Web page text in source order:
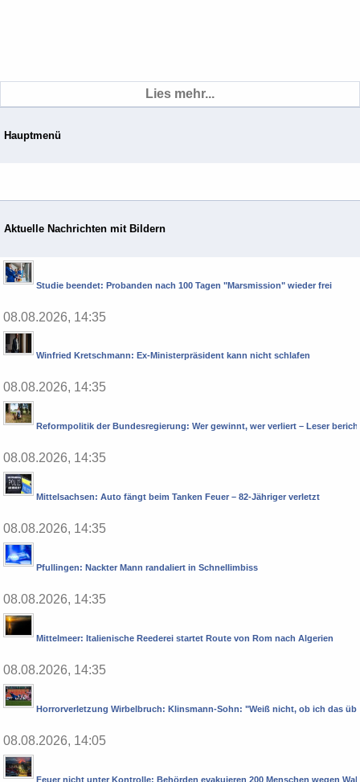
Lies mehr...
Hauptmenü
Aktuelle Nachrichten mit Bildern
Studie beendet: Probanden nach 100 Tagen "Marsmission" wieder frei
08.08.2026, 14:35
Winfried Kretschmann: Ex-Ministerpräsident kann nicht schlafen
08.08.2026, 14:35
Reformpolitik der Bundesregierung: Wer gewinnt, wer verliert – Leser
08.08.2026, 14:35
Mittelsachsen: Auto fängt beim Tanken Feuer – 82-Jähriger verletzt
08.08.2026, 14:35
Pfullingen: Nackter Mann randaliert in Schnellimbiss
08.08.2026, 14:35
Mittelmeer: Italienische Reederei startet Route von Rom nach Algerien
08.08.2026, 14:35
Horrorverletzung Wirbelbruch: Klinsmann-Sohn: "Weiß nicht, ob ich das
08.08.2026, 14:05
Feuer nicht unter Kontrolle: Behörden evakuieren 200 Menschen wegen